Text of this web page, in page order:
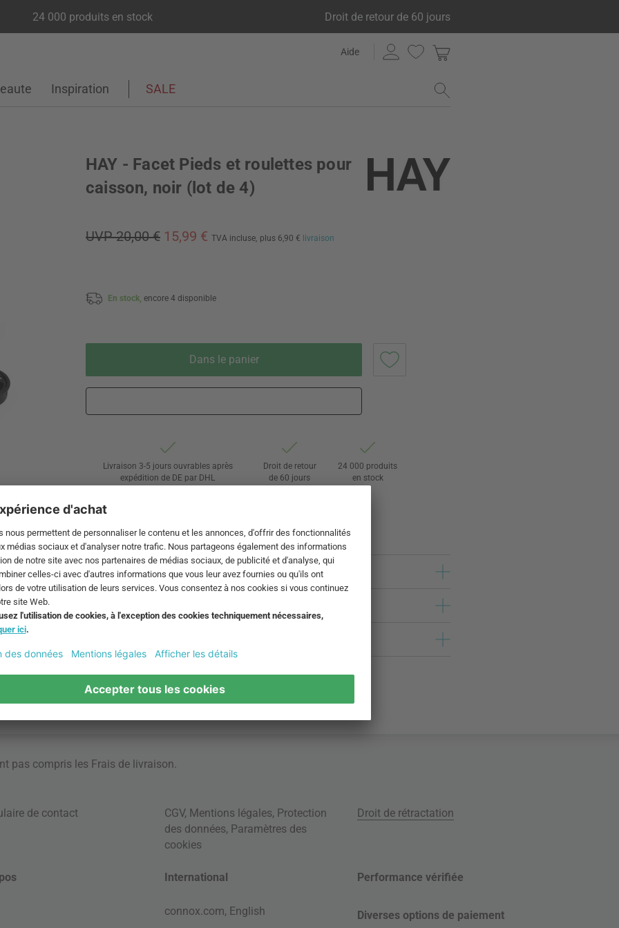
24 000 produits en stock Droit de retour de 60 jours
Aide
Inspiration SALE
HAY - Facet Pieds et roulettes pour
caisson, noir (lot de 4)
UVP 20,00 € 15,99 € TVA incluse, plus 6,90 € livraison
En stock, encore 4 disponible
Dans le panier
Livraison 3-5 jours ouvrables après
expédition de DE par DHL
Droit de retour
de 60 jours
24 000 produits
en stock
pas compris les Frais de livraison.
de contact CGV, Mentions légales, Protection
des données, Paramètres des
cookies
Droit de rétractation
International
connox.com, English
Performance vérifiée
Diverses options de paiement